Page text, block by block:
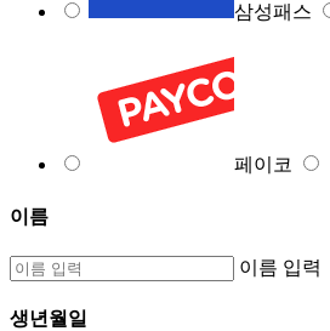
삼성패스
페이코
이름
이름 입력
생년월일